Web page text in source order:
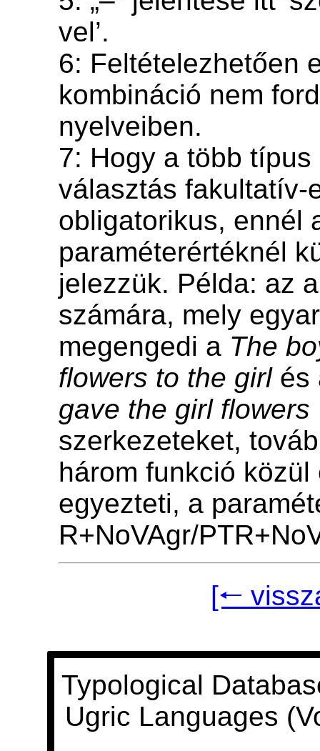
vel’.
6: Feltételezhetően
kombináció nem
nyelveiben.
7: Hogy a több típus
választás fakultatív-
obligatorikus, ennél
paraméterértéknél
jelezzük. Példa: az
számára, mely
megengedi a The
flowers to the girlés
gave the girl flowers
szerkezeteket,
három funkció
egyezteti, a
R+NoVAgr/
[🠐
Typological
Ugric Languages